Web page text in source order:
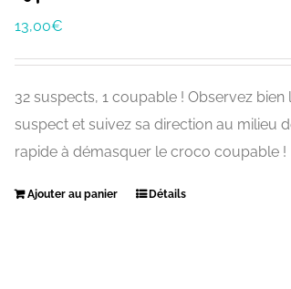
13,00€
32 suspects, 1 coupable ! Observez
suspect et suivez sa direction au milieu
rapide à démasquer le croco coupable !
Ajouter au panier Détails